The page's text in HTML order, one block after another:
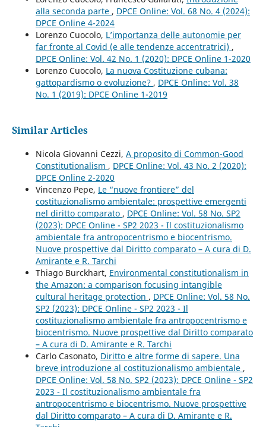
alla seconda parte , DPCE Online: Vol. 68 No. 4 (2024):
DPCE Online 4-2024
Lorenzo Cuocolo, L’importanza delle autonomie per
far fronte al Covid (e alle tendenze accentratrici) ,
DPCE Online: Vol. 42 No. 1 (2020): DPCE Online 1-2020
Lorenzo Cuocolo, La nuova Costituzione cubana:
gattopardismo o evoluzione? , DPCE Online: Vol. 38
No. 1 (2019): DPCE Online 1-2019
Similar Articles
Nicola Giovanni Cezzi, A proposito di Common-Good
Constitutionalism , DPCE Online: Vol. 43 No. 2 (2020):
DPCE Online 2-2020
Vincenzo Pepe, Le “nuove frontiere” del
costituzionalismo ambientale: prospettive emergenti
nel diritto comparato , DPCE Online: Vol. 58 No. SP2
(2023): DPCE Online - SP2 2023 - Il costituzionalismo
ambientale fra antropocentrismo e biocentrismo.
Nuove prospettive dal Diritto comparato – A cura di D.
Amirante e R. Tarchi
Thiago Burckhart, Environmental constitutionalism in
the Amazon: a comparison focusing intangible
cultural heritage protection , DPCE Online: Vol. 58 No.
SP2 (2023): DPCE Online - SP2 2023 - Il
costituzionalismo ambientale fra antropocentrismo e
biocentrismo. Nuove prospettive dal Diritto comparato
– A cura di D. Amirante e R. Tarchi
Carlo Casonato, Diritto e altre forme di sapere. Una
breve introduzione al costituzionalismo ambientale ,
DPCE Online: Vol. 58 No. SP2 (2023): DPCE Online - SP2
2023 - Il costituzionalismo ambientale fra
antropocentrismo e biocentrismo. Nuove prospettive
dal Diritto comparato – A cura di D. Amirante e R.